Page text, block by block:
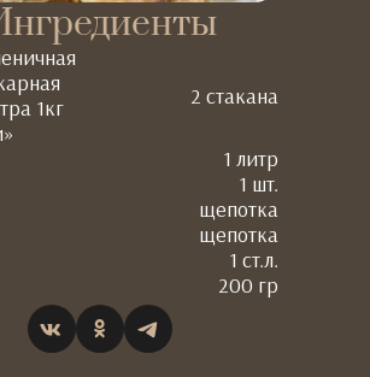
1кг
2 стакана
1 литр
1 шт.
щепотка
щепотка
1 ст.л.
200 гр